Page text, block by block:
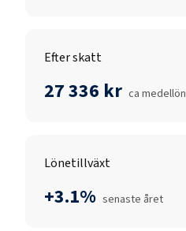
Efter skatt
27 336 kr ca medellön
Lönetillväxt
+3.1% senaste året